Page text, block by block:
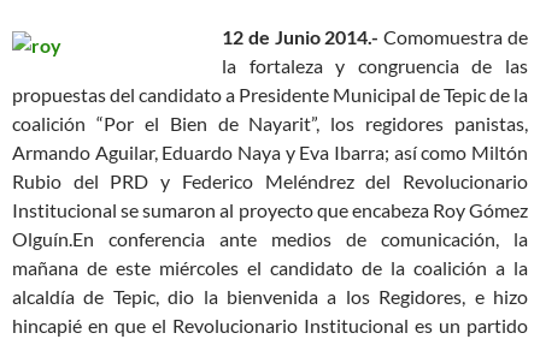
12 de Junio 2014.-Comomuestra de
la fortaleza y congruencia de las
propuestas del candidato a Presidente Municipal de Tepic de la
coalición “Por el Bien de Nayarit”, los regidores panistas,
Armando Aguilar, Eduardo Naya y Eva Ibarra; así como Miltón
Rubio del PRD y Federico Meléndrez del Revolucionario
Institucional se sumaron al proyecto que encabeza Roy Gómez
Olguín.En conferencia ante medios de comunicación, la
mañana de este miércoles el candidato de la coalición a la
alcaldía de Tepic, dio la bienvenida a los Regidores, e hizo
hincapié en que el Revolucionario Institucional es un partido